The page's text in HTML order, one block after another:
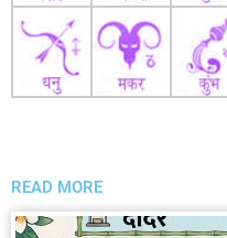
READ MORE